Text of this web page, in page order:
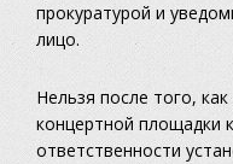
прокуратурой и
лицо.
Нельзя после того,
концертной площадки
ответственности